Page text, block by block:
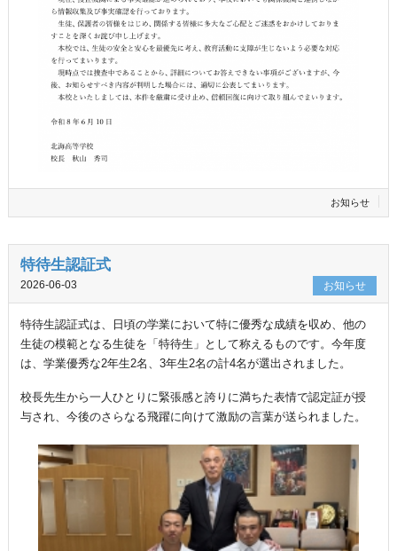
お知らせ
特待生認証式
2026-06-03 お知らせ
特待生認証式は、日頃の学業において特に優秀な成績を収め、他の
生徒の模範となる生徒を「特待生」として称えるものです。今年度
は、学業優秀な2年生2名、3年生2名の計4名が選出されました。
校長先生から一人ひとりに緊張感と誇りに満ちた表情で認定証が授
与され、今後のさらなる飛躍に向けて激励の言葉が送られました。